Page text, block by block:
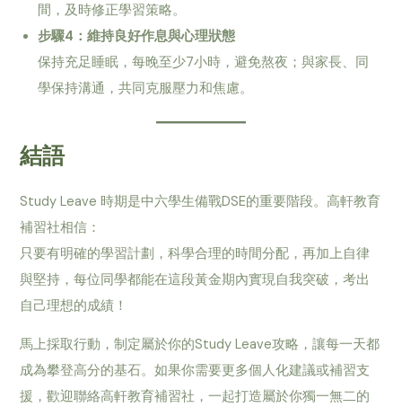
間，及時修正學習策略。
步驟4：維持良好作息與心理狀態
保持充足睡眠，每晚至少7小時，避免熬夜；與家長、同
學保持溝通，共同克服壓力和焦慮。
結語
Study Leave 時期是中六學生備戰DSE的重要階段。高軒教育
補習社相信：
只要有明確的學習計劃，科學合理的時間分配，再加上自律
與堅持，每位同學都能在這段黃金期內實現自我突破，考出
自己理想的成績！
馬上採取行動，制定屬於你的Study Leave攻略，讓每一天都
成為攀登高分的基石。如果你需要更多個人化建議或補習支
援，歡迎聯絡高軒教育補習社，一起打造屬於你獨一無二的